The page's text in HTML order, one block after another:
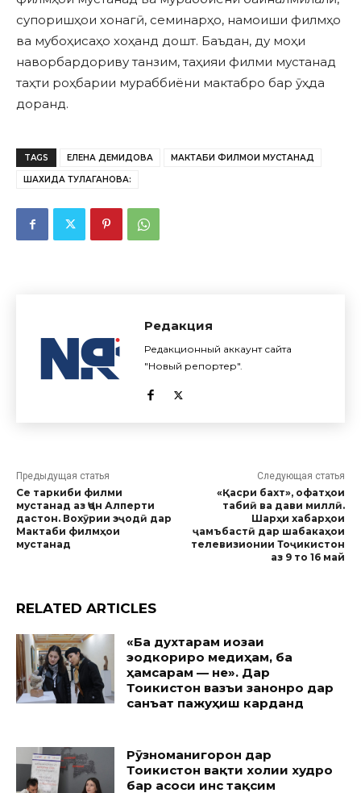
супоришҳои хонагӣ, семинарҳо, намоиши филмҳо
ва мубоҳисаҳо хоҳанд дошт. Баъдан, ду моҳи
наворбардориву танзим, таҳияи филми мустанад
таҳти роҳбарии мураббиёни мактабро бар ӯҳда
доранд.
TAGS ЕЛЕНА ДЕМИДОВА МАКТАБИ ФИЛМҲОИ МУСТАНАД
ШАХИДА ТУЛАГАНОВА:
Редакция
Редакционный аккаунт сайта
"Новый репортер".
Предыдущая статья
Се таркиби филми
мустанад аз Ҷон Алперти
дастон. Вохӯрии эҷодӣ дар
Мактаби филмҳои
мустанад
Следующая статья
«Қасри бахт», офатҳои
табиӣ ва дави миллӣ.
Шарҳи хабарҳои
ҷамъбастӣ дар шабакаҳои
телевизионии Тоҷикистон
аз 9 то 16 май
RELATED ARTICLES
«Ба духтарам иҷозаи
эҷодкориро медиҳам, ба
ҳамсарам — не». Дар
Тоҷикистон вазъи занонро дар
санъат пажуҳиш карданд
Рӯзноманигорон дар
Тоҷикистон вақти холии худро
бар асоси ҷинс тақсим